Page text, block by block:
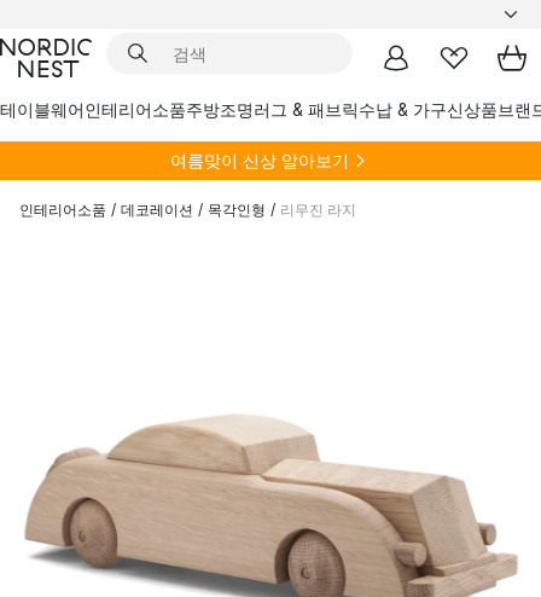
테이블웨어인테리어소품주방조명러그 & 패브릭수납 & 가구신상품브랜
여름맞이 신상 알아보기
인테리어소품 / 데코레이션 / 목각인형 / 리무진 라지